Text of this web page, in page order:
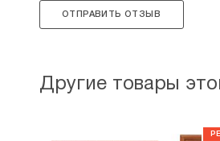
ОТПРАВИТЬ ОТЗЫВ
Другие товары